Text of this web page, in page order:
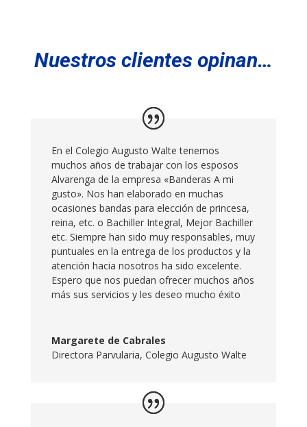
Nuestros clientes opinan…
En el Colegio Augusto Walte tenemos
muchos años de trabajar con los esposos
Alvarenga de la empresa «Banderas A mi
gusto». Nos han elaborado en muchas
ocasiones bandas para elección de princesa,
reina, etc. o Bachiller Integral, Mejor Bachiller
etc. Siempre han sido muy responsables, muy
puntuales en la entrega de los productos y la
atención hacia nosotros ha sido excelente.
Espero que nos puedan ofrecer muchos años
más sus servicios y les deseo mucho éxito
Margarete de Cabrales
Directora Parvularia, Colegio Augusto Walte